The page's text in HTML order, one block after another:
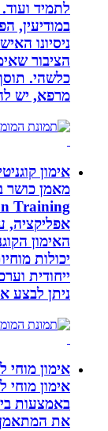
לתמיד ועוד.
במודיעין,
הציבור שאימץ
כלשהי. תוסף
מרפא, יש
אימון קוגניטיבי
מאמן כושר
אפליקציה,
האימון
יכולות מוחיות-
ניתן לבצע אין
אימון מוחי
אימון מוחי
את המתאמן